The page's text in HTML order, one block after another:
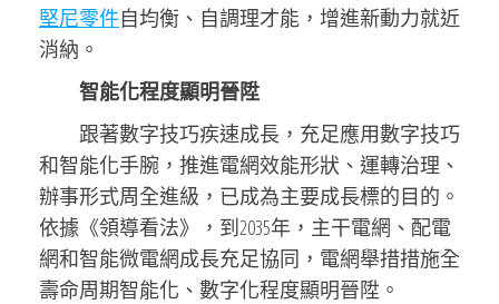
堅尼零件自均衡、自調理才能，增進新動力就近
消納。
智能化程度顯明晉陞
跟著數字技巧疾速成長，充足應用數字技巧
和智能化手腕，推進電網效能形狀、運轉治理、
辦事形式周全進級，已成為主要成長標的目的。
依據《領導看法》，到2035年，主干電網、配電
網和智能微電網成長充足協同，電網舉措措施全
壽命周期智能化、數字化程度顯明晉陞。